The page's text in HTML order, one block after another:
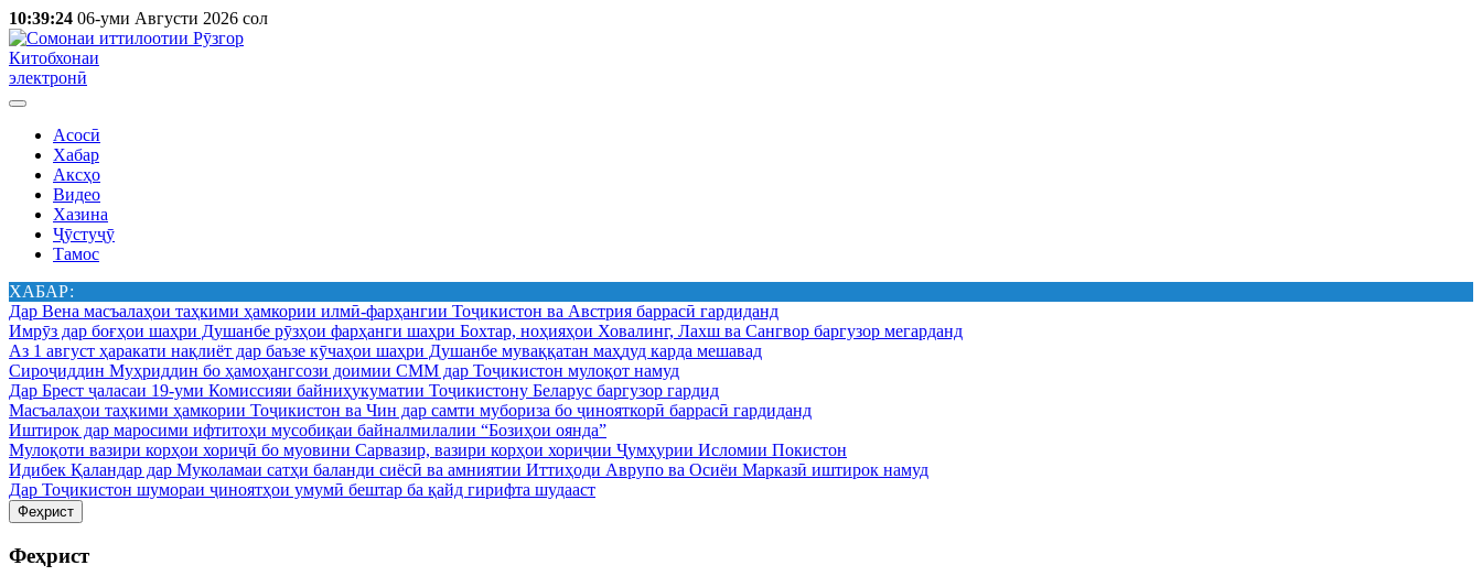
10:39:24 06-уми Августи 2026 сол
Китобхонаи
электронӣ
Асосӣ
Хабар
Аксҳо
Видео
Хазина
Ҷӯстуҷӯ
Тамос
ХАБАР:
Дар Вена масъалаҳои таҳкими ҳамкории илмӣ-фарҳангии Тоҷикистон ва Австрия баррасӣ гардиданд
Имрӯз дар боғҳои шаҳри Душанбе рӯзҳои фарҳанги шаҳри Бохтар, ноҳияҳои Ховалинг, Лахш ва Сангвор баргузор мегарданд
Аз 1 август ҳаракати нақлиёт дар баъзе кӯчаҳои шаҳри Душанбе муваққатан маҳдуд карда мешавад
Сироҷиддин Муҳриддин бо ҳамоҳангсози доимии СММ дар Тоҷикистон мулоқот намуд
Дар Брест ҷаласаи 19-уми Комиссияи байниҳукуматии Тоҷикистону Беларус баргузор гардид
Масъалаҳои таҳкими ҳамкории Тоҷикистон ва Чин дар самти мубориза бо ҷинояткорӣ баррасӣ гардиданд
Иштирок дар маросими ифтитоҳи мусобиқаи байналмилалии “Бозиҳои оянда”
Мулоқоти вазири корҳои хориҷӣ бо муовини Сарвазир, вазири корҳои хориҷии Ҷумҳурии Исломии Покистон
Идибек Қаландар дар Муколамаи сатҳи баланди сиёсӣ ва амниятии Иттиҳоди Аврупо ва Осиёи Марказӣ иштирок намуд
Дар Тоҷикистон шумораи ҷиноятҳои умумӣ бештар ба қайд гирифта шудааст
Феҳрист
Феҳрист